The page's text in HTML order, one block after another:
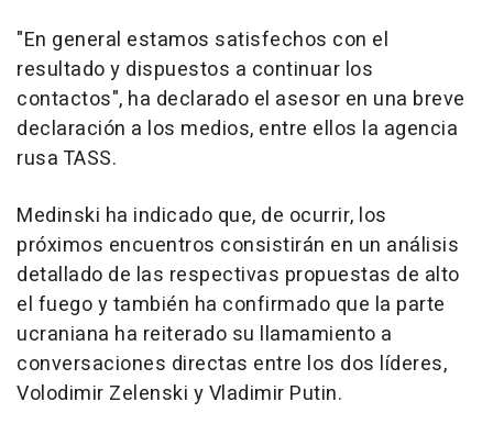
"En general estamos satisfechos con el
resultado y dispuestos a continuar los
contactos", ha declarado el asesor en una breve
declaración a los medios, entre ellos la agencia
rusa TASS.
Medinski ha indicado que, de ocurrir, los
próximos encuentros consistirán en un análisis
detallado de las respectivas propuestas de alto
el fuego y también ha confirmado que la parte
ucraniana ha reiterado su llamamiento a
conversaciones directas entre los dos líderes,
Volodimir Zelenski y Vladimir Putin.